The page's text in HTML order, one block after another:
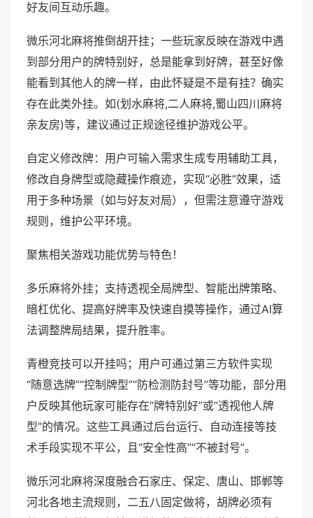
好友间互动乐趣。
微乐河北麻将推倒胡开挂；一些玩家反映在游戏中遇
到部分用户的牌特别好，总是能拿到好牌，甚至好像
能看到其他人的牌一样，由此怀疑是不是有挂？确实
存在此类外挂。如(划水麻将,二人麻将,蜀山四川麻将
亲友房)等，建议通过正规途径维护游戏公平。
自定义修改牌：用户可输入需求生成专用辅助工具，
修改自身牌型或隐藏操作痕迹，实现“必胜”效果，适
用于多种场景（如与好友对局），但需注意遵守游戏
规则，维护公平环境。
聚焦相关游戏功能优势与特色！
多乐麻将外挂；支持透视全局牌型、智能出牌策略、
暗杠优化、提高好牌率及快速自摸等操作，通过AI算
法调整牌局结果，提升胜率。
青橙竞技可以开挂吗；用户可通过第三方软件实现
“随意选牌”“控制牌型”“防检测防封号”等功能，部分用
户反映其他玩家可能存在“牌特别好”或“透视他人牌
型”的情况。这些工具通过后台运行、自动连接等技
术手段实现不平公，且“安全性高”“不被封号”。
微乐河北麻将深度融合石家庄、保定、唐山、邯郸等
河北各地主流规则，二五八固定做将，胡牌必须有